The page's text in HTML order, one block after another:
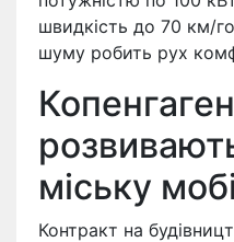
швидкість до 70 км/
шуму робить рух
міську
Контракт на